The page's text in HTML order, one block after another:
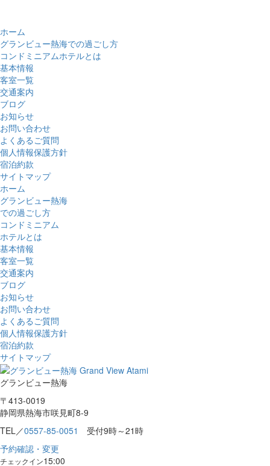
ホーム
グランビュー熱海での過ごし方
コンドミニアムホテルとは
基本情報
客室一覧
交通案内
ブログ
お知らせ
お問い合わせ
よくあるご質問
個人情報保護方針
宿泊約款
サイトマップ
ホーム
グランビュー熱海
での過ごし方
コンドミニアム
ホテルとは
基本情報
客室一覧
交通案内
ブログ
お知らせ
お問い合わせ
よくあるご質問
個人情報保護方針
宿泊約款
サイトマップ
グランビュー熱海
〒413-0019
静岡県熱海市咲見町8-9
TEL／0557-85-0051
受付9時～21時
予約確認・変更
チェックイン15:00